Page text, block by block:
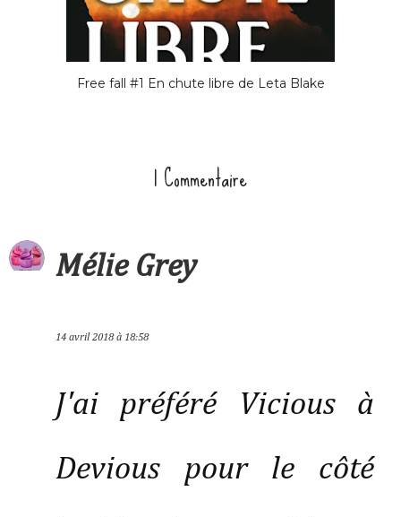
Free fall #1 En chute libre de Leta Blake
1 Commentaire
Mélie Grey
14 avril 2018 à 18:58
J'ai préféré Vicious à
Devious pour le côté